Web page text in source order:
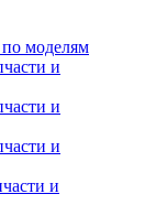
по моделям
и
и
и
и